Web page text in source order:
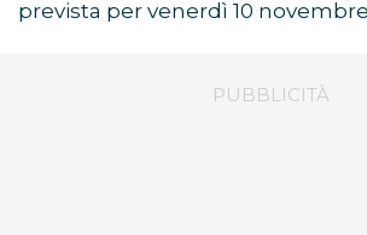
prevista per venerdì 10